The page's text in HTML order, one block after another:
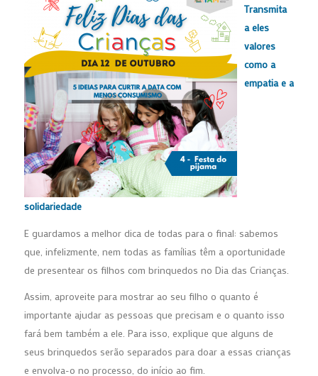
Transmita
a eles
valores
como a
empatia e a
solidariedade
E guardamos a melhor dica de todas para o final: sabemos
que, infelizmente, nem todas as famílias têm a oportunidade
de presentear os filhos com brinquedos no Dia das Crianças.
Assim, aproveite para mostrar ao seu filho o quanto é
importante ajudar as pessoas que precisam e o quanto isso
fará bem também a ele. Para isso, explique que alguns de
seus brinquedos serão separados para doar a essas crianças
e envolva-o no processo, do início ao fim.